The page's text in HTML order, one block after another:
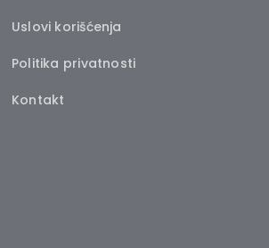
Uslovi korišćenja
Politika privatnosti
Kontakt